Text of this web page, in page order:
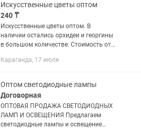
Искусственные цветы оптом
240 ₸
Искусственные цветы оптом. В
наличии остались орхидеи и георгины
в большом количестве. Стоимость от
Караганда, 17 июля
Оптом светодиодные лампы
Договорная
ОПТОВАЯ ПРОДАЖА СВЕТОДИОДНЫХ
ЛАМП И ОСВЕЩЕНИЯ Предлагаем
светодиодные лампы и освещение